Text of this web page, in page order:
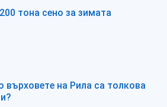
тона сено за зимата
върховете на Рила са толкова